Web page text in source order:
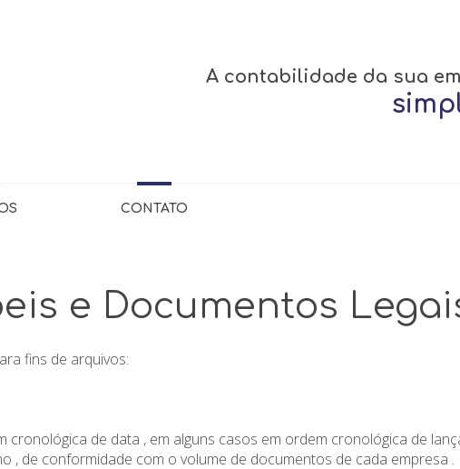
A contabilidade da sua
CONTATO
e Documentos
fins de arquivos:
de data , em alguns casos em ordem cronológica de
, de conformidade com o volume de documentos de cada empresa .